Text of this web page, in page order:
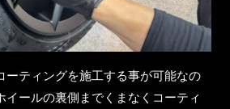
ーティングを施工する事が可能なの
イールの裏側までくまなくコーティ